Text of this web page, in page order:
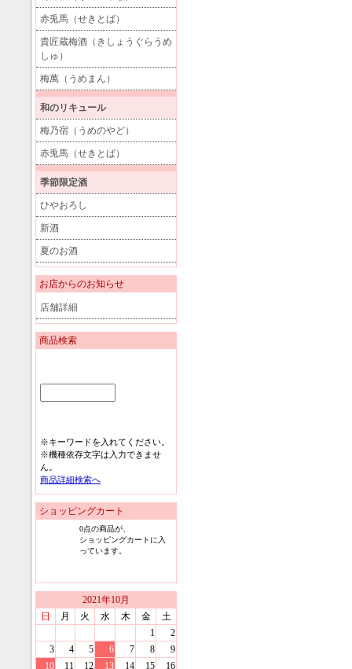
赤兎馬（せきとば）
貴匠蔵梅酒（きしょうぐらうめ
しゅ）
梅萬（うめまん）
和のリキュール
梅乃宿（うめのやど）
赤兎馬（せきとば）
季節限定酒
ひやおろし
新酒
夏のお酒
お店からのお知らせ
店舗詳細
商品検索
※キーワードを入れてください。
※機種依存文字は入力できませ
ん。
商品詳細検索へ
ショッピングカート
0点の商品が、
ショッピングカートに入
っています。
2021年10月
日
月 火 水 木 金
土
1
2
3
4 5 6 7 8
9
10
11 12 13 14 15
16